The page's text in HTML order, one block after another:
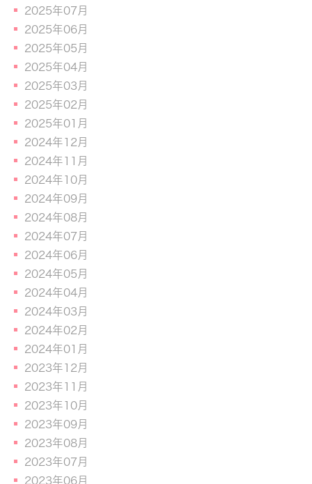
2025年07月
2025年06月
2025年05月
2025年04月
2025年03月
2025年02月
2025年01月
2024年12月
2024年11月
2024年10月
2024年09月
2024年08月
2024年07月
2024年06月
2024年05月
2024年04月
2024年03月
2024年02月
2024年01月
2023年12月
2023年11月
2023年10月
2023年09月
2023年08月
2023年07月
2023年06月